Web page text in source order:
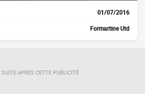
01/07/2016
Formartine Utd
SUITE APRÈS CETTE PUBLICITÉ